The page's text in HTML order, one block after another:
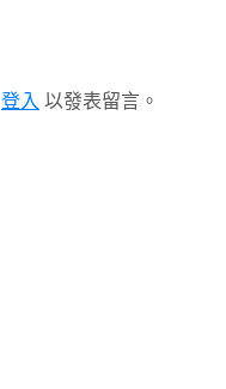
登入 以發表留言。